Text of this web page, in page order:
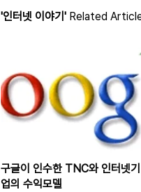
'인터넷 이야기' Related
구글이 인수한 TNC와 인터넷기
업의 수익모델